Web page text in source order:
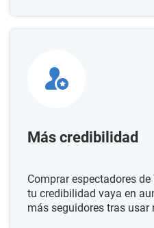
Más credibilidad
Comprar espectadores
tu credibilidad vaya en
más seguidores tras usar